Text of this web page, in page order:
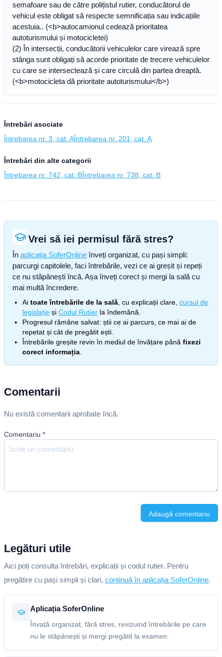
semafoare sau de către polițistul rutier, conducătorul de
vehicul este obligat să respecte semnificația sau indicațiile
acestuia.. (<b>autocamionul cedează prioritatea
autoturismului și motocicletei)
(2) În intersecții, conducătorii vehiculelor care virează spre
stânga sunt obligați să acorde prioritate de trecere vehiculelor
cu care se intersectează și care circulă din partea dreaptă.
(<b>motocicleta dă prioritate autoturismului</b>)
Întrebări asociate
Întrebarea nr. 3, cat. AÎntrebarea nr. 201, cat. A
Întrebări din alte categorii
Întrebarea nr. 742, cat. BÎntrebarea nr. 738, cat. B
Vrei să iei permisul fără stres?
În aplicația SoferOnline înveți organizat, cu pași simpli:
parcurgi capitolele, faci întrebările, vezi ce ai greșit și repeți
ce nu stăpânești încă. Așa înveți corect și mergi la sală cu
mai multă încredere.
Ai toate întrebările de la sală , cu explicații clare, cursul de
legislație și Codul Rutier la îndemână.
Progresul rămâne salvat: știi ce ai parcurs, ce mai ai de
repetat și cât de pregătit ești.
Întrebările greșite revin în mediul de învățare până fixezi
corect informația
Comentarii
Nu există comentarii aprobate încă.
Comentariu *
Adaugă comentariu
Legături utile
Aici poți consulta întrebări, explicații și codul rutier. Pentru
pregătire cu pași simpli și clari, continuă în aplicația SoferOnline.
Aplicația SoferOnline
Învață organizat, fără stres, revizuind întrebările pe care
nu le stăpânești și mergi pregătit la examen.